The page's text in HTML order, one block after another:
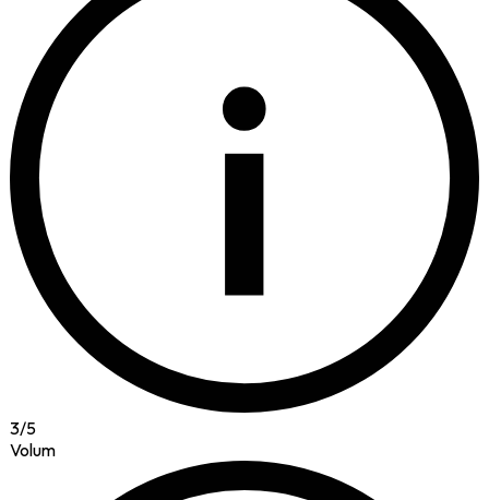
i
3/5
Volum